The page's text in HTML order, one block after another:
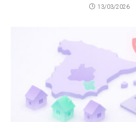
13/03/2026